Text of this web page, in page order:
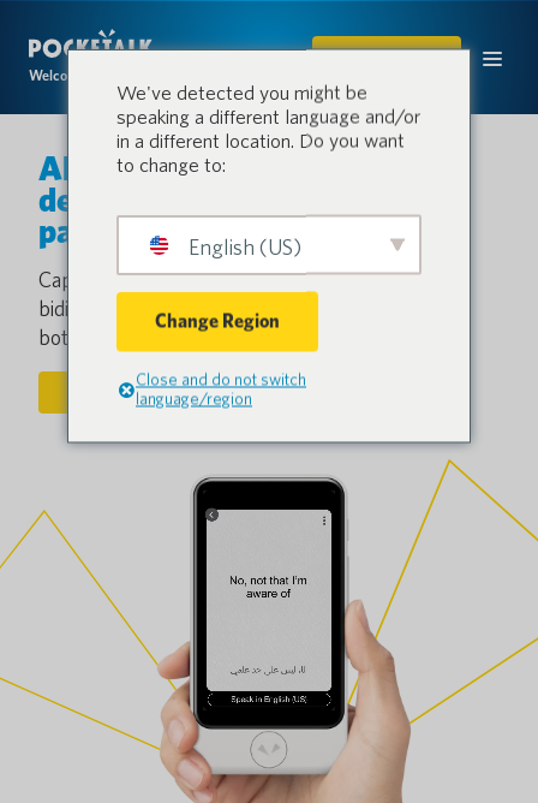
Welcome to the conversation.
COMPRAR
Algunas conversaciones son
demasiado importantes como
para perderlas.
Capte todos los detalles con la traducción
bidireccional en tiempo real con sólo pulsar un
botón.
PONERSE EN CONTACTO
We've detected you might be
speaking a different language and/or
in a different location. Do you want
to change to:
English (US)
Change Region
Close and do not switch
language/region